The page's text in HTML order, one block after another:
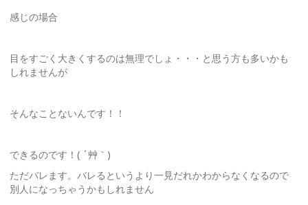
感じの場合
目をすごく大きくするのは無理でしょ・・・と思う方も多いかも
しれませんが
そんなことないんです！！
できるのです！( ´艸｀)
ただバレます。バレるというより一見だれかわからなくなるので
別人になっちゃうかもしれません